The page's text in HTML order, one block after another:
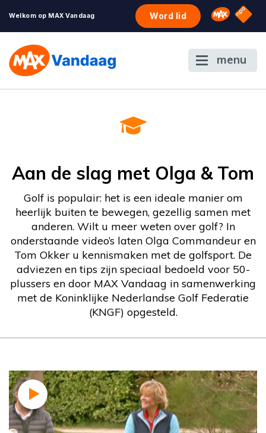
Welkom op MAX Vandaag Word lid Omroep
NPO
menu
Aan de slag met Olga & Tom
Golf is populair: het is een ideale manier om
heerlijk buiten te bewegen, gezellig samen met
anderen. Wilt u meer weten over golf? In
onderstaande video’s laten Olga Commandeur en
Tom Okker u kennismaken met de golfsport. De
adviezen en tips zijn speciaal bedoeld voor 50-
plussers en door MAX Vandaag in samenwerking
met de Koninklijke Nederlandse Golf Federatie
(KNGF) opgesteld.